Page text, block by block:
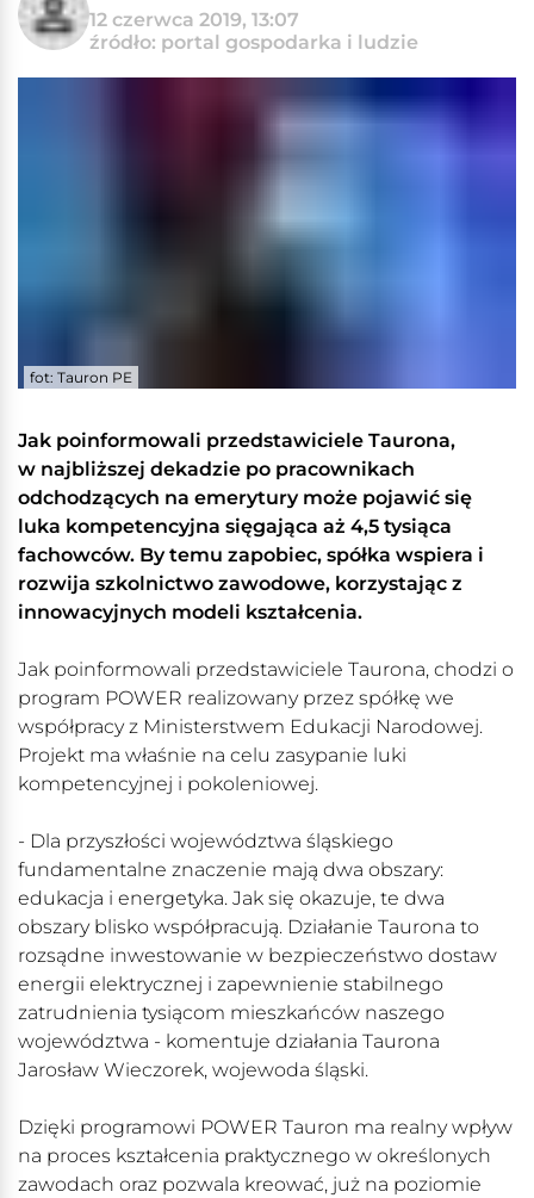
12 czerwca 2019, 13:07
źródło: portal gospodarka i ludzie
fot: Tauron PE
Jak poinformowali przedstawiciele Taurona,
w najbliższej dekadzie po pracownikach
odchodzących na emerytury może pojawić się
luka kompetencyjna sięgająca aż 4,5 tysiąca
fachowców. By temu zapobiec, spółka wspiera i
rozwija szkolnictwo zawodowe, korzystając z
innowacyjnych modeli kształcenia.
Jak poinformowali przedstawiciele Taurona, chodzi o
program POWER realizowany przez spółkę we
współpracy z Ministerstwem Edukacji Narodowej.
Projekt ma właśnie na celu zasypanie luki
kompetencyjnej i pokoleniowej.
- Dla przyszłości województwa śląskiego
fundamentalne znaczenie mają dwa obszary:
edukacja i energetyka. Jak się okazuje, te dwa
obszary blisko współpracują. Działanie Taurona to
rozsądne inwestowanie w bezpieczeństwo dostaw
energii elektrycznej i zapewnienie stabilnego
zatrudnienia tysiącom mieszkańców naszego
województwa - komentuje działania Taurona
Jarosław Wieczorek, wojewoda śląski.
Dzięki programowi POWER Tauron ma realny wpływ
na proces kształcenia praktycznego w określonych
zawodach oraz pozwala kreować, już na poziomie